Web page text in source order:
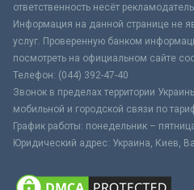
ответственность несёт рекламодатель.
Информация на данной странице не
услуг. Проверенную банком
посмотреть на официальном сайте
Телефон: (044) 392-47-40
Звонок в пределах территории
мобильной и городской связи по
График работы: понедельник –
Юридический адрес: Украина, Киев,